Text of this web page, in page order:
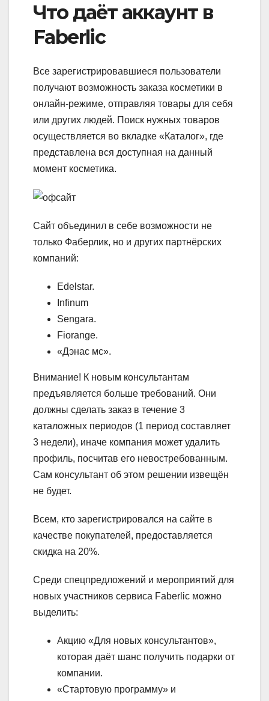
Что даёт аккаунт в
Faberlic
Все зарегистрировавшиеся пользователи
получают возможность заказа косметики в
онлайн-режиме, отправляя товары для себя
или других людей. Поиск нужных товаров
осуществляется во вкладке «Каталог», где
представлена вся доступная на данный
момент косметика.
Сайт объединил в себе возможности не
только Фаберлик, но и других партнёрских
компаний:
Edelstar.
Infinum
Sengara.
Fiorange.
«Дэнас мс».
Внимание! К новым консультантам
предъявляется больше требований. Они
должны сделать заказ в течение 3
каталожных периодов (1 период составляет
3 недели), иначе компания может удалить
профиль, посчитав его невостребованным.
Сам консультант об этом решении извещён
не будет.
Всем, кто зарегистрировался на сайте в
качестве покупателей, предоставляется
скидка на 20%.
Среди спецпредложений и мероприятий для
новых участников сервиса Faberlic можно
выделить:
Акцию «Для новых консультантов»,
которая даёт шанс получить подарки от
компании.
«Стартовую программу» и